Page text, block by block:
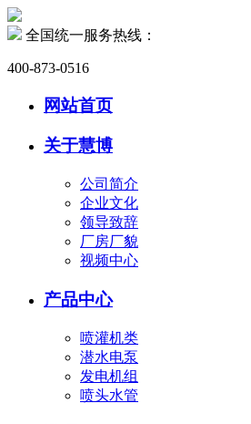
全国统一服务热线：
400-873-0516
网站首页
关于慧博
公司简介
企业文化
领导致辞
厂房厂貌
视频中心
产品中心
喷灌机类
潜水电泵
发电机组
喷头水管